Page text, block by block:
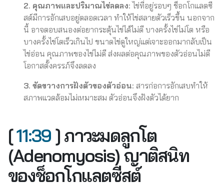
2. คุณภาพและปริมาณไข่ลดลง: ไข่ที่อยู่รอบๆ ช็อกโกแลตซี
สต์มีการอักเสบอยู่ตลอดเวลา ทำให้ไข่สลายตัวเร็วขึ้น นอกจาก
นี้ อาจตอบสนองต่อยากระตุ้นไข่ได้ไม่ดี บางครั้งไข่ไม่โต หรือ
บางครั้งไข่โตเร็วเกินไป ขนาดไข่ดูใหญ่แต่เจาะออกมากลับเป็น
ไข่อ่อน คุณภาพของไข่ไม่ดี ส่งผลต่อคุณภาพของตัวอ่อนไม่ดี
โอกาสตั้งครรภ์จึงลดลง
3. ขัดขวางการฝังตัวของตัวอ่อน: สารก่อการอักเสบทำให้
สภาพแวดล้อมไม่เหมาะสม ตัวอ่อนจึงฝังตัวได้ยาก
[11:39 ] ภาวะมดลูกโต
(Adenomyosis) ญาติสนิท
ของช็อกโกแลตซีสต์